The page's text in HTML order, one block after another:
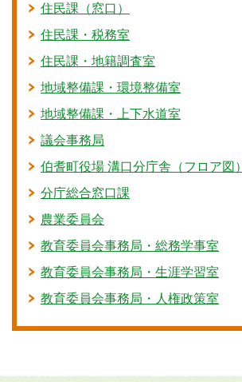
住民課（窓口）
住民課・税務室
住民課・地籍調査室
地域整備課・環境整備室
地域整備課・上下水道室
議会事務局
伯耆町役場 溝口分庁舎（フロア図）
分庁総合窓口課
農業委員会
教育委員会事務局・総務学事室
教育委員会事務局・生涯学習室
教育委員会事務局・人権政策室